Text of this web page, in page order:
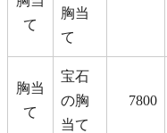
て
胸当
て
胸当
て
宝石
の胸
当て
7800